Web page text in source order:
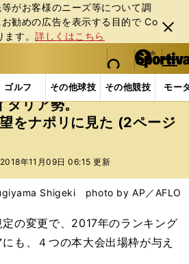
がお客様のニーズ等について調
勧めの広告を表⽰する⽬的で Co
ます。詳しくはこちら
閉じ
る
web Sportiva (webスポルティーバ)
検索
マイペ
ー
ジ
メニュ
ゴルフ その他球技 その他競技 モー
覧 海外サッカー 海外サッカー
タリア勢。
をナポリに見た (2ページ
2018年11月09日 06:15 更新
Shigeki photo by AP／AFLO
の変更で、2017年のランキング
も、４つの本大会出場枠が与え